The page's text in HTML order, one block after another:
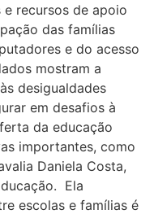
recursos de apoio
das famílias
e do acesso
mostram a
desigualdades
em desafios à
da educação
importantes, como
Daniela Costa,
Ela
escolas e famílias é